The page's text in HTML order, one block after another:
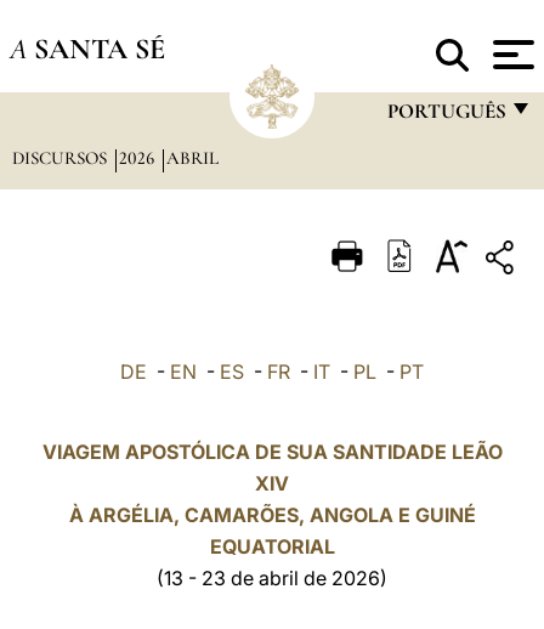
A SANTA SÉ
PORTUGUÊS
ITALIANO
POLSKI
DISCURSOS 2026 ABRIL
DE - EN - ES - FR - IT - PL - PT
VIAGEM APOSTÓLICA DE SUA SANTIDADE LEÃO
XIV
À ARGÉLIA, CAMARÕES, ANGOLA E GUINÉ
EQUATORIAL
(13 - 23 de abril de 2026)